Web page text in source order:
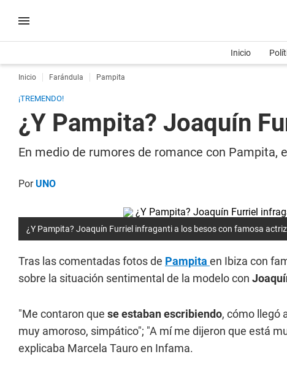
Inicio
Inicio Farándula Pampita
¡TREMENDO!
¿Y Pampita? Joaquín
En medio de rumores de romance con Pampita,
PorUNO
¿Y Pampita? Joaquín Furriel infraganti a los besos con famosa actriz
Tras las comentadas fotos de Pampita en Ibiza con
sobre la situación sentimental de la modelo con
"Me contaron que se estaban escribiendo, cómo llegó
muy amoroso, simpático"; "A mí me dijeron que está
explicaba Marcela Tauro en Infama.